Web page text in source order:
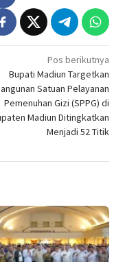
Pos berikutnya
Bupati Madiun Targetkan
Satuan Pelayanan
Pemenuhan Gizi (SPPG) di
Madiun Ditingkatkan
Menjadi 52 Titik